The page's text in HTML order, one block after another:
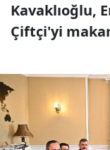
Kavaklıoğlu,
Çiftçi'yi